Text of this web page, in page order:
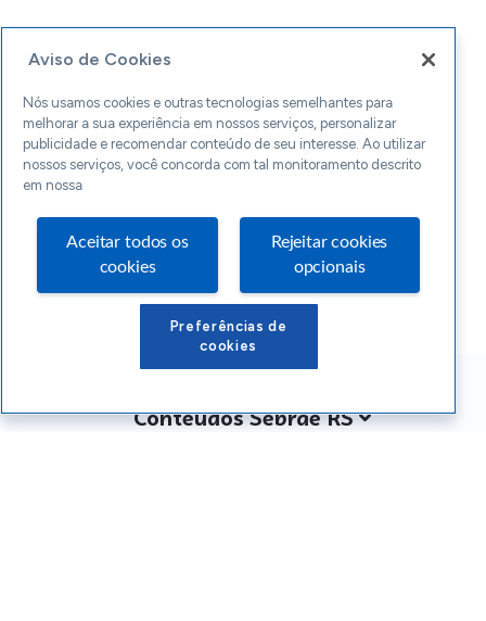
Conteúdos Sebrae RS
Aviso de Cookies
Nós usamos cookies e outras tecnologias semelhantes para
melhorar a sua experiência em nossos serviços, personalizar
publicidade e recomendar conteúdo de seu interesse. Ao utilizar
nossos serviços, você concorda com tal monitoramento descrito
em nossa
Aceitar todos os
cookies
Rejeitar cookies
opcionais
Preferências de
cookies